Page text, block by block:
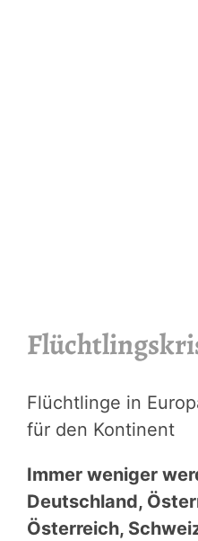
Flüchtlinge in
für den Kontinent
Immer weniger
Deutschland,
Österreich,